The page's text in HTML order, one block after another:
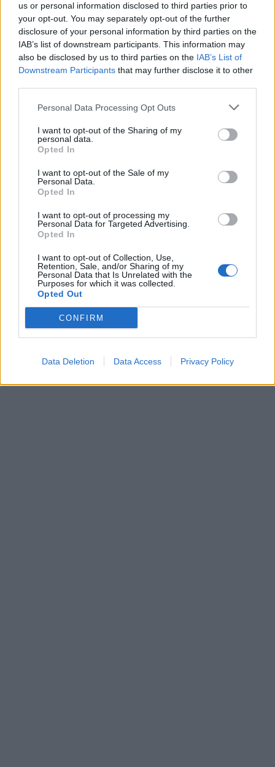
us or personal information disclosed to third parties prior to
your opt-out. You may separately opt-out of the further
disclosure of your personal information by third parties on the
IAB’s list of downstream participants. This information may
also be disclosed by us to third parties on the IAB’s List of
Downstream Participants that may further disclose it to other
Personal Data Processing Opt Outs
I want to opt-out of the Sharing of my
personal data.
Opted In
I want to opt-out of the Sale of my
Personal Data.
Opted In
I want to opt-out of processing my
Personal Data for Targeted Advertising.
Opted In
I want to opt-out of Collection, Use,
Retention, Sale, and/or Sharing of my
Personal Data that Is Unrelated with the
Purposes for which it was collected.
Opted Out
CONFIRM
Data Deletion Data Access Privacy Policy